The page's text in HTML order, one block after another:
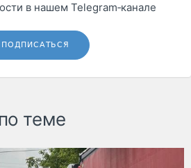
в нашем Telegram‑канале
ПОДПИСАТЬСЯ
теме